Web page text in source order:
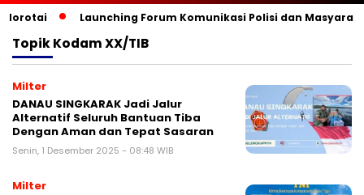
Launching Forum Komunikasi Polisi dan Masyarakat
TopikKodam XX/TIB
Milter
DANAU SINGKARAK Jadi Jalur
Alternatif Seluruh Bantuan Tiba
Dengan Aman dan Tepat Sasaran
Senin, 1 Desember 2025 - 08:48 WIB
Milter